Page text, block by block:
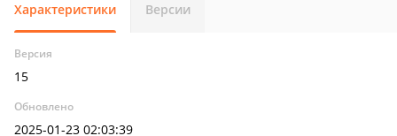
Характеристики Версии
Версия
15
Обновлено
2025-01-23 02:03:39